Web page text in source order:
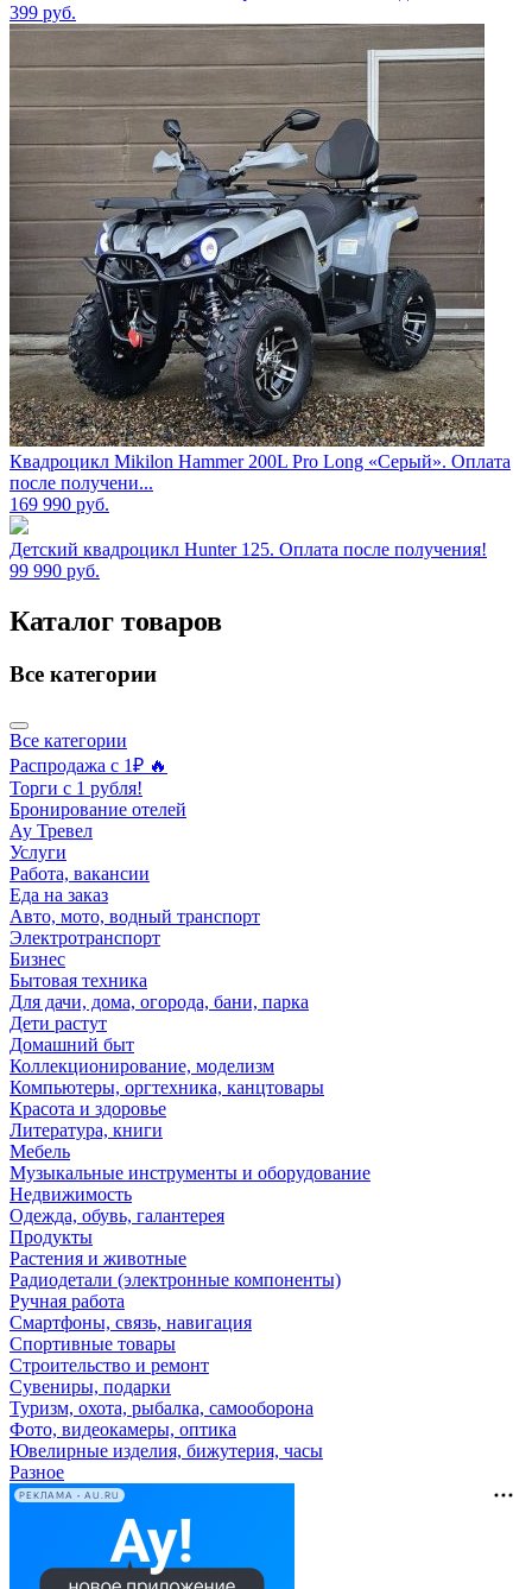
399 руб.
Квадроцикл Mikilon Hammer 200L Pro Long «Серый». Оплата
после получени...
169 990 руб.
Детский квадроцикл Hunter 125. Оплата после получения!
99 990 руб.
Каталог товаров
Все категории
Все категории
Распродажа с 1₽ 🔥
Торги с 1 рубля!
Бронирование отелей
Ау Тревел
Услуги
Работа, вакансии
Еда на заказ
Авто, мото, водный транспорт
Электротранспорт
Бизнес
Бытовая техника
Для дачи, дома, огорода, бани, парка
Дети растут
Домашний быт
Коллекционирование, моделизм
Компьютеры, оргтехника, канцтовары
Красота и здоровье
Литература, книги
Мебель
Музыкальные инструменты и оборудование
Недвижимость
Одежда, обувь, галантерея
Продукты
Растения и животные
Радиодетали (электронные компоненты)
Ручная работа
Смартфоны, связь, навигация
Спортивные товары
Строительство и ремонт
Сувениры, подарки
Туризм, охота, рыбалка, самооборона
Фото, видеокамеры, оптика
Ювелирные изделия, бижутерия, часы
Разное
РЕКЛАМА • AU.RU